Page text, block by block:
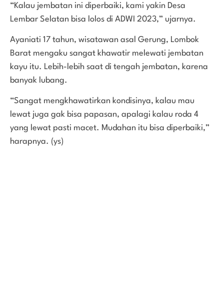
“Kalau jembatan ini diperbaiki, kami yakin Desa
Lembar Selatan bisa lolos di ADWI 2023,” ujarnya.
Ayaniati 17 tahun, wisatawan asal Gerung, Lombok
Barat mengaku sangat khawatir melewati jembatan
kayu itu. Lebih-lebih saat di tengah jembatan, karena
banyak lubang.
“Sangat mengkhawatirkan kondisinya, kalau mau
lewat juga gak bisa papasan, apalagi kalau roda 4
yang lewat pasti macet. Mudahan itu bisa diperbaiki,”
harapnya. (ys)